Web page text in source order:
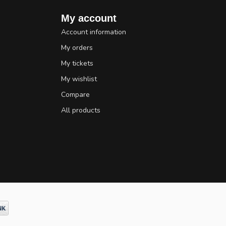
My account
Account information
My orders
My tickets
My wishlist
Compare
All products